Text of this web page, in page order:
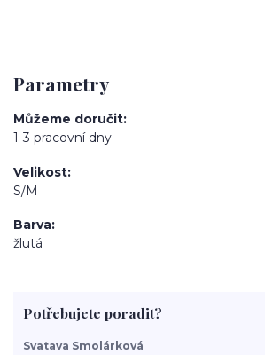
Parametry
Můžeme doručit
1-3 pracovní dny
Velikost
S/M
Barva
žlutá
Potřebujete poradit?
Svatava Smolárková